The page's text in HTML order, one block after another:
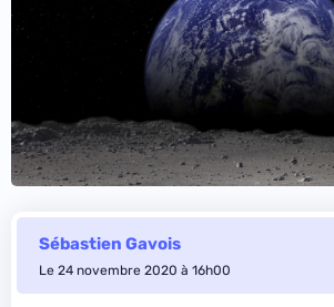
Sébastien Gavois
Le 24 novembre 2020 à 16h00